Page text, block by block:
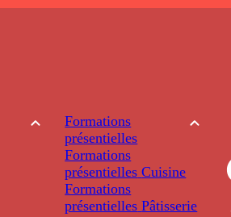
Formations
présentielles
Formations
présentielles Cuisine
Formations
présentielles Pâtisserie